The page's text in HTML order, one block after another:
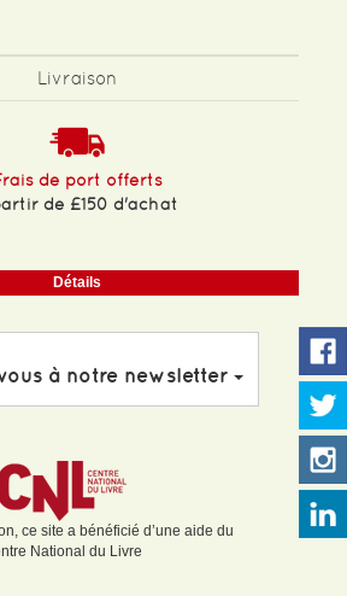
Livraison
de port offerts
de £150 d'achat
Détails
à notre newsletter
ce site a bénéficié d’une aide du
National du Livre